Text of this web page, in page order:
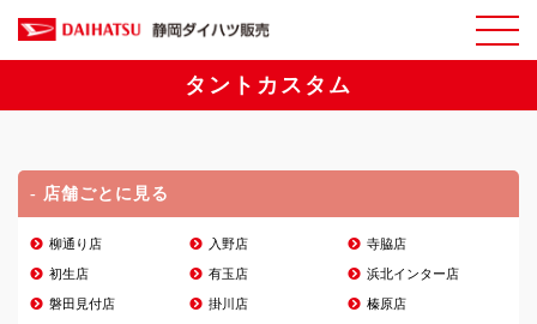
タントカスタム
- 店舗ごとに見る
柳通り店 入野店 寺脇店
初生店 有玉店 浜北インター店
磐田見付店 掛川店 榛原店